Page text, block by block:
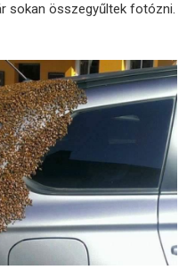
sokan összegyűltek fotózni.